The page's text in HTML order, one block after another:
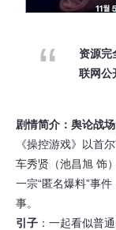
资源完
联网公
剧情简介：舆论战
《操控游戏》以首
车秀贤（池昌旭 饰
一宗“匿名爆料”事
事。
引子 ：一起看似普